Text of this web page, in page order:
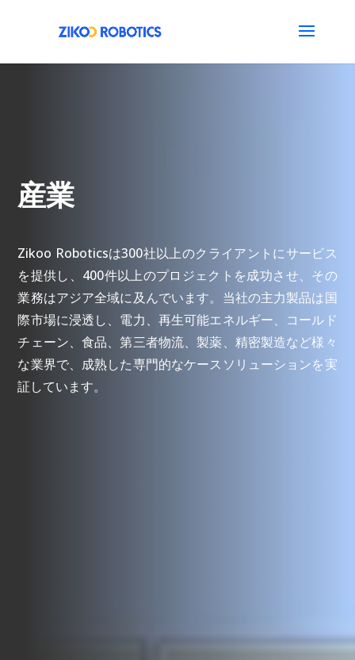
産業
Zikoo Roboticsは300社以上のクライアントにサービス
を提供し、400件以上のプロジェクトを成功させ、その
業務はアジア全域に及んでいます。当社の主力製品は国
際市場に浸透し、電力、再生可能エネルギー、コールド
チェーン、食品、第三者物流、製薬、精密製造など様々
な業界で、成熟した専門的なケースソリューションを実
証しています。